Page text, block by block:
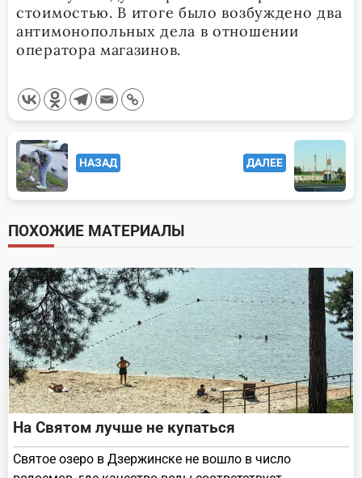
стоимостью. В итоге было возбуждено два
антимонопольных дела в отношении
оператора магазинов.
<span
class="nav-
subtitle
screen-
reader-
text">Page</span>
НАЗАД ДАЛЕЕ
ПОХОЖИЕ МАТЕРИАЛЫ
На Святом лучше не купаться
Святое озеро в Дзержинске не вошло в число